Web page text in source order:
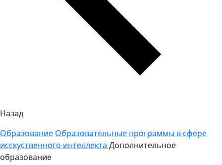
Назад
Образование Образовательные программы в сфере
исскуственного интеллекта Дополнительное
образование